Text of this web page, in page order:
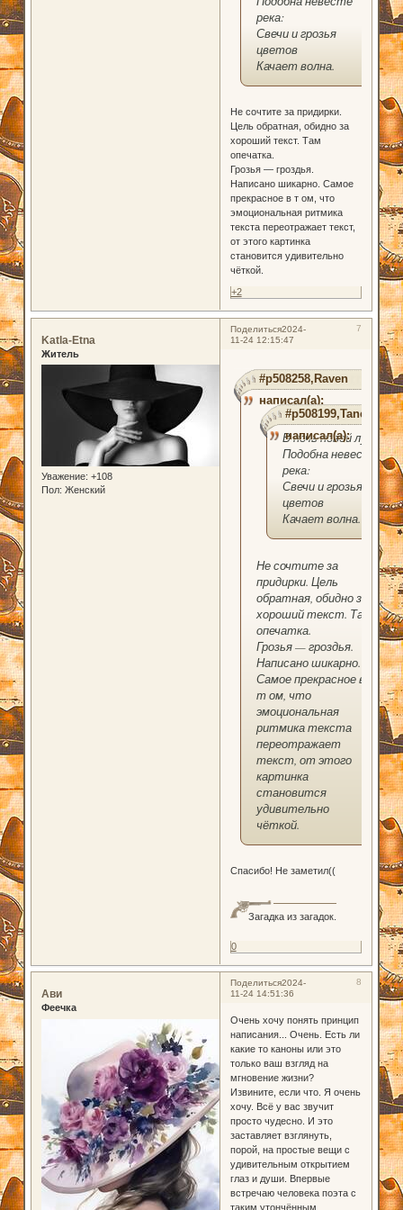
река:
Свечи и грозья
цветов
Качает волна.
Не сочтите за придирки.
Цель обратная, обидно за
хороший текст. Там
опечатка.
Грозья — гроздья.
Написано шикарно. Самое
прекрасное в т ом, что
эмоциональная ритмика
текста переотражает текст,
от этого картинка
становится удивительно
чёткой.
+2
Поделиться 7
2024-
11-24 12:15:47
Katla-Etna
Житель
Уважение: +108
Пол: Женский
#p508258,Raven
написал(а):
написал(а):
В ночь новой луны
Подобна невесте
река:
Свечи и грозья
цветов
Качает волна.
Не сочтите за
придирки. Цель
обратная, обидно за
хороший текст. Там
опечатка.
Грозья — гроздья.
Написано шикарно.
Самое прекрасное в
т ом, что
эмоциональная
ритмика текста
переотражает
текст, от этого
картинка
становится
удивительно
чёткой.
Спасибо! Не заметил((
Загадка из загадок.
0
Поделиться 8
2024-
11-24 14:51:36
Ави
Феечка
Очень хочу понять принцип
написания... Очень. Есть ли
какие то каноны или это
только ваш взгляд на
мгновение жизни?
Извините, если что. Я очень
хочу. Всё у вас звучит
просто чудесно. И это
заставляет взглянуть,
порой, на простые вещи с
удивительным открытием
глаз и души. Впервые
встречаю человека поэта с
таким утончённым